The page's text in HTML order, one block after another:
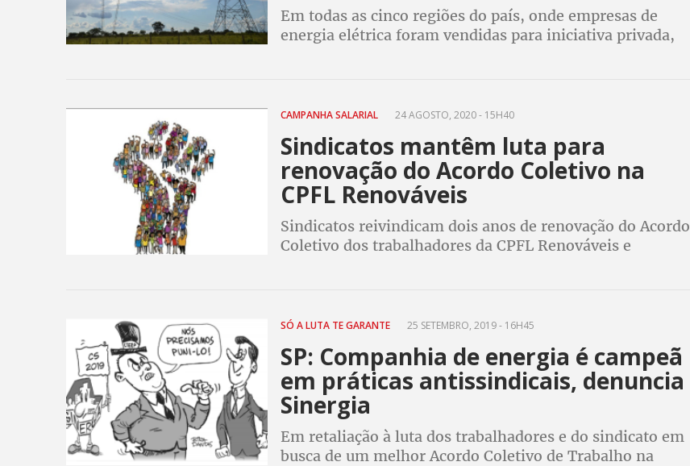
Em todas as cinco regiões do país, onde empresas de
energia elétrica foram vendidas para iniciativa privada,
CAMPANHA SALARIAL 24 AGOSTO, 2020 - 15H40
Sindicatos mantêm luta para
renovação do Acordo Coletivo na
CPFL Renováveis
Sindicatos reivindicam dois anos de renovação do Acordo
Coletivo dos trabalhadores da CPFL Renováveis e
SÓ A LUTA TE GARANTE 25 SETEMBRO, 2019 - 16H45
SP: Companhia de energia é campeã
em práticas antissindicais, denuncia
Sinergia
Em retaliação à luta dos trabalhadores e do sindicato em
busca de um melhor Acordo Coletivo de Trabalho na